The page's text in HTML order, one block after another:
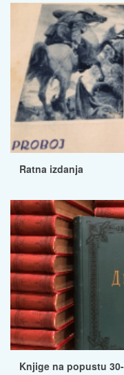
Ratna izdanja
Knjige na popustu